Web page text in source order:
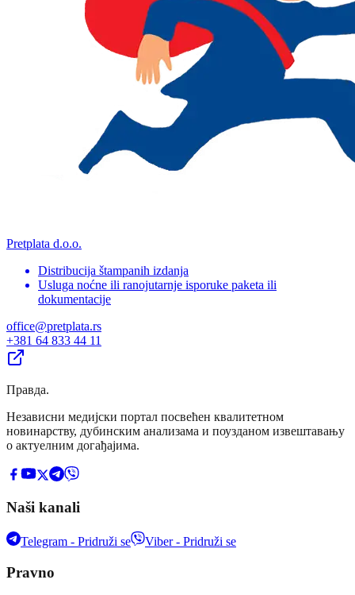
Pretplata d.o.o.
Distribucija štampanih izdanja
Usluga noćne ili ranojutarnje isporuke paketa ili
dokumentacije
office@pretplata.rs
+381 64 833 44 11
Правда.
Независни медијски портал посвећен квалитетном
новинарству, дубинским анализама и поузданом извештавању
о актуелним догађајима.
Naši kanali
Telegram - Pridruži se Viber - Pridruži se
Pravno